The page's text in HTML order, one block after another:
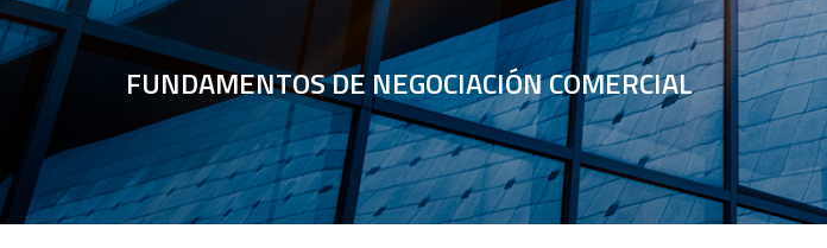
FUNDAMENTOS DE NEGOCIACIÓN COMERCIAL